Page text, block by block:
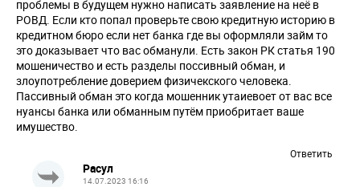
проблемы в будущем нужно написать заявление на неё в
РОВД. Если кто попал проверьте свою кредитную историю в
кредитном бюро если нет банка где вы оформляли займ то
это доказывает что вас обманули. Есть закон РК статья 190
мошеничество и есть разделы поссивный обман, и
злоупотребление доверием физичекского человека.
Пассивный обман это когда мошенник утаиевоет от вас все
нуансы банка или обманным путём приобритает ваше
имушество.
Ответить
Расул
14.07.2023 16:16